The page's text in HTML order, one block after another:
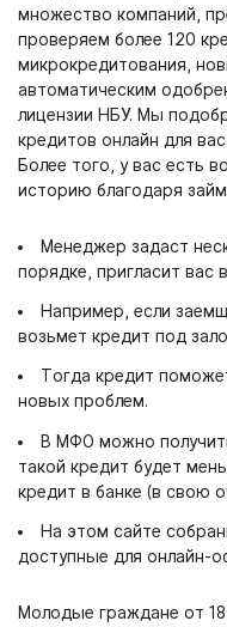
множество компаний,
проверяем более 120
микрокредитования,
автоматическим
лицензии НБУ. Мы
кредитов онлайн для
Более того, у вас есть
историю благодаря
Менеджер задаст
порядке, пригласит вас
Например, если
возьмет кредит под
Тогда кредит
новых проблем.
В МФО можно
такой кредит будет
кредит в банке (в свою
На этом сайте
доступные для онлайн-
Молодые граждане от